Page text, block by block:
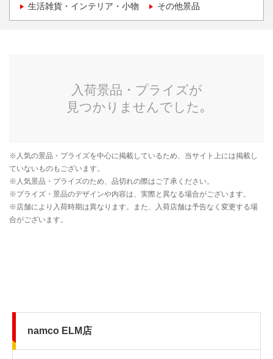
生活雑貨・インテリア・小物 その他景品
namco ELM店